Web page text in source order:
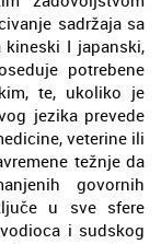
sadržaja sa
I japanski,
potrebene
te, ukoliko je
jezika prevede
veterine ili
težnje da
govornih
u sve sfere
i sudskog